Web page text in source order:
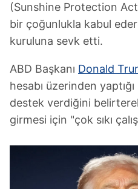
(Sunshine Protection
bir çoğunlukla kabul
kuruluna sevk etti.
ABD Başkanı Donald
hesabı üzerinden
destek verdiğini
girmesi için "çok sıkı